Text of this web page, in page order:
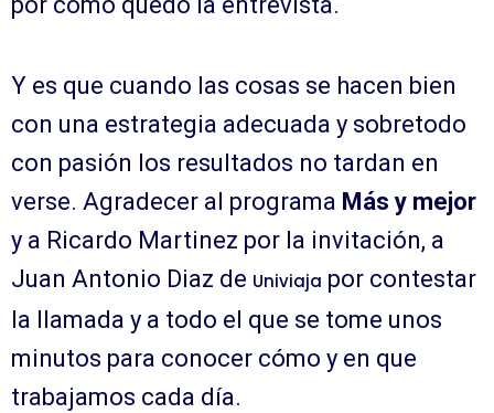
Y es que cuando las cosas se hacen bien
con una estrategia adecuada y sobretodo
con pasión los resultados no tardan en
verse. Agradecer al programa Más y mejor
y a Ricardo Martinez por la invitación, a
Juan Antonio Diaz de Univiaja por contestar
la llamada y a todo el que se tome unos
minutos para conocer cómo y en que
trabajamos cada día.